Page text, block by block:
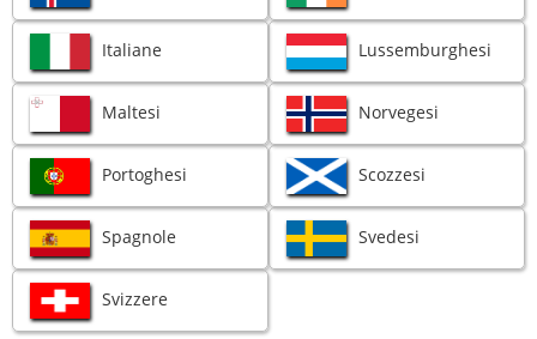
Italiane Lussemburghesi
Maltesi Norvegesi
Portoghesi Scozzesi
Spagnole Svedesi
Svizzere